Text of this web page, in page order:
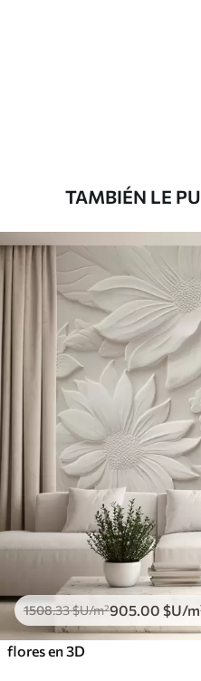
Vinilo Premium
1990.001194.00$U/m²
TAMBIÉN LE
1508.33$U/m²905 .00 $U/
flores en 3D